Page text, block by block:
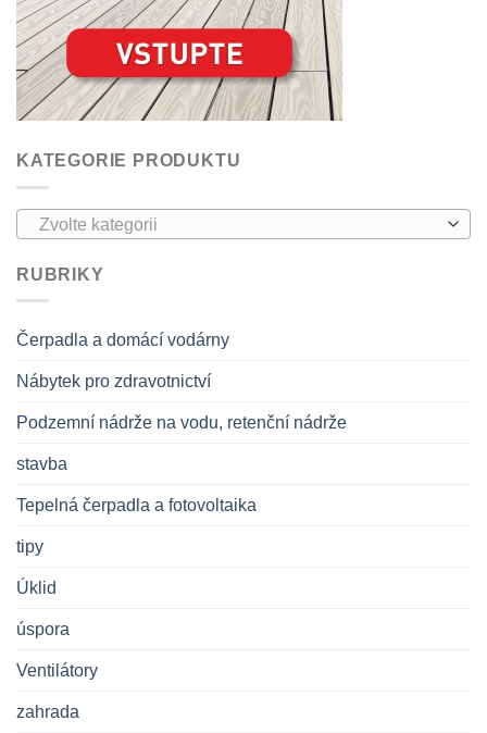
KATEGORIE PRODUKTU
Zvolte kategorii
RUBRIKY
Čerpadla a domácí vodárny
Nábytek pro zdravotnictví
Podzemní nádrže na vodu, retenční nádrže
stavba
Tepelná čerpadla a fotovoltaika
tipy
Úklid
úspora
Ventilátory
zahrada